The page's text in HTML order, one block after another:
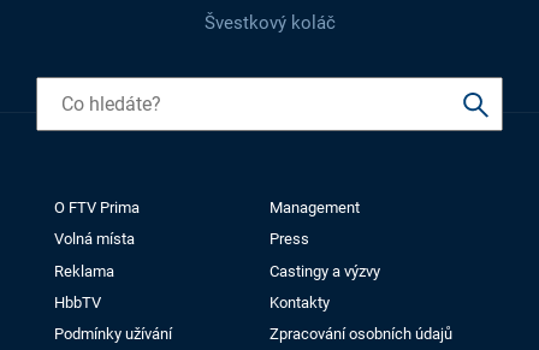
Švestkový koláč
O FTV Prima
Management
Volná místa
Press
Reklama
Castingy a výzvy
HbbTV
Kontakty
Podmínky užívání
Zpracování osobních údajů